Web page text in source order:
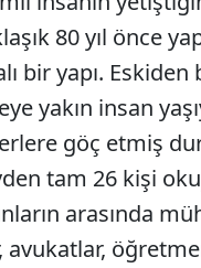
80 yıl önce
bir yapı. Eskiden
yakın insan
göç etmiş
tam 26 kişi
arasında